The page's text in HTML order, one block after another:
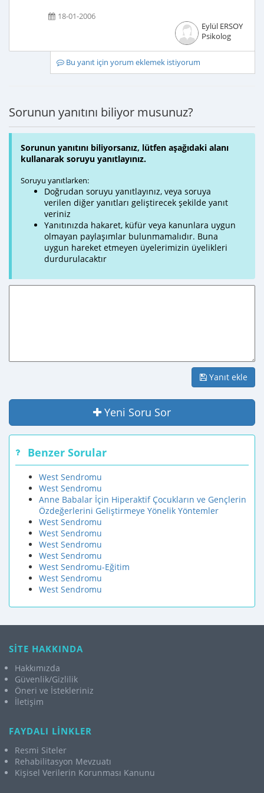
18-01-2006
Eylül ERSOY
Psikolog
Bu yanıt için yorum eklemek istiyorum
Sorunun yanıtını biliyor musunuz?
Sorunun yanıtını biliyorsanız, lütfen aşağıdaki alanı
kullanarak soruyu yanıtlayınız.
Soruyu yanıtlarken:
Doğrudan soruyu yanıtlayınız, veya soruya
verilen diğer yanıtları geliştirecek şekilde yanıt
veriniz
Yanıtınızda hakaret, küfür veya kanunlara uygun
olmayan paylaşımlar bulunmamalıdır. Buna
uygun hareket etmeyen üyelerimizin üyelikleri
durdurulacaktır
Yanıt ekle
Yeni Soru Sor
Benzer Sorular
West Sendromu
West Sendromu
Anne Babalar İçin Hiperaktif Çocukların ve Gençlerin
Özdeğerlerini Geliştirmeye Yönelik Yöntemler
West Sendromu
West Sendromu
West Sendromu
West Sendromu
West Sendromu-Eğitim
West Sendromu
West Sendromu
SİTE HAKKINDA
Hakkımızda
Güvenlik/Gizlilik
Öneri ve İstekleriniz
İletişim
FAYDALI LİNKLER
Resmi Siteler
Rehabilitasyon Mevzuatı
Kişisel Verilerin Korunması Kanunu